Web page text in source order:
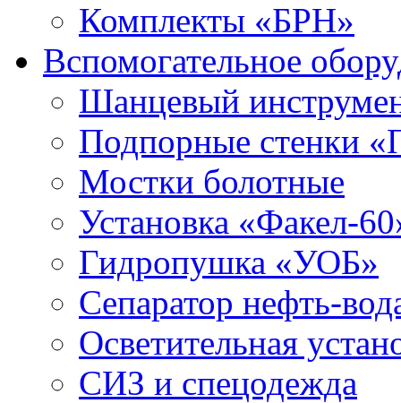
Комплекты «БРН»
Вспомогательное
Шанцевый
Подпорные стенки
Мостки болотные
Установка «Факел-
Гидропушка «УОБ»
Сепаратор нефть-
Осветительная
СИЗ и спецодежда